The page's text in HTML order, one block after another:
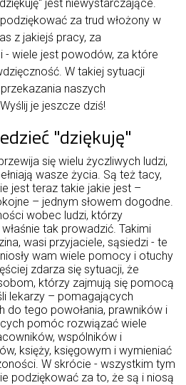
jest niewystarczające.
za trud włożony w
z jakiejś pracy, za
- wiele jest powodów, za które
W takiej sytuacji
naszych
je jeszcze dziś!
"dziękuję"
się wielu życzliwych ludzi,
wasze życia. Są też tacy,
jest teraz takie jakie jest –
– jednym słowem dogodne.
wobec ludzi, którzy
tak prowadzić. Takimi
wasi przyjaciele, sąsiedzi - te
wam wiele pomocy i otuchy
zdarza się sytuacji, że
którzy zajmują się pomocą
lekarzy – pomagających
do tego powołania, prawników i
pomóc rozwiązać wiele
wspólników i
księży, księgowym i wymieniać
W skrócie - wszystkim tym
podziękować za to, że są i niosą